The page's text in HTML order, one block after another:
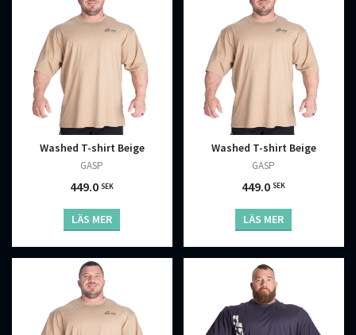
Washed T-shirt Beige
GASP
449.0SEK
LÄS MER
Washed T-shirt Beige
GASP
449.0SEK
LÄS MER